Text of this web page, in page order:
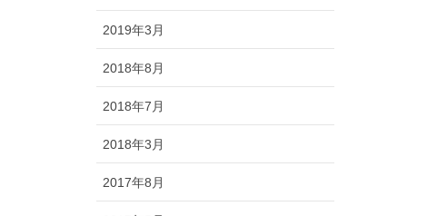
2019年3月
2018年8月
2018年7月
2018年3月
2017年8月